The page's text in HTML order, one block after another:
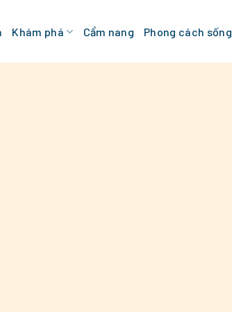
Khám phá Cẩm nang Phong cách sống